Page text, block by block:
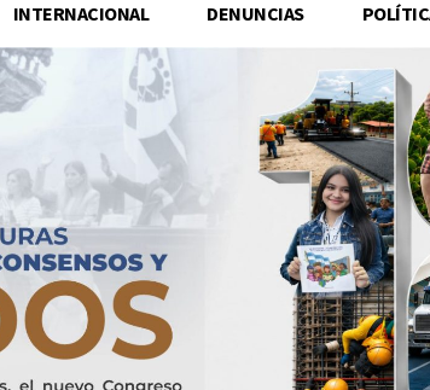
INTERNACIONAL DENUNCIAS